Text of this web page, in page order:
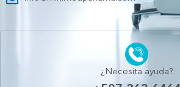
¿Necesita ayuda?